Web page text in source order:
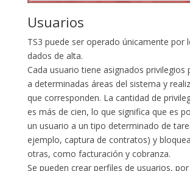
Usuarios
TS3 puede ser operado únicamente por
dados de alta.
Cada usuario tiene asignados privilegios
a determinadas áreas del sistema y
que corresponden. La cantidad de
es más de cien, lo que significa que es
un usuario a un tipo determinado de
ejemplo, captura de contratos) y
otras, como facturación y cobranza.
Se pueden crear perfiles de usuarios,